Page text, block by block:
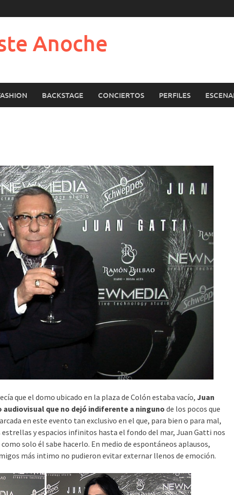
Anoche
BACKSTAGE CONCIERTOS PERFILES
que el domo ubicado en la plaza de Colón estaba vacío, Juan
que no dejó indiferente a ninguno de los pocos que
en este evento tan exclusivo en el que, para bien o para mal,
estrellas y espacios infinitos hasta el fondo del mar, Juan Gatti nos
solo él sabe hacerlo. En medio de espontáneos aplausos,
más intimo no pudieron evitar externar llenos de emoción.